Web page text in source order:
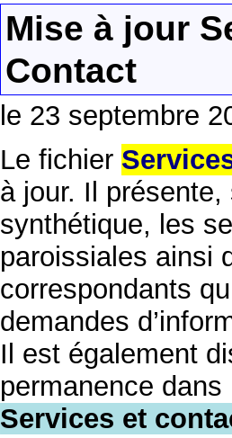
Mise à jour
Contact
le 23 septembre
Le fichier
à jour. Il
synthétique, les
paroissiales ainsi
correspondants
demandes
Il est également
permanence
Services et